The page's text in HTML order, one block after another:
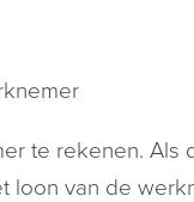
te rekenen. Als
loon van de